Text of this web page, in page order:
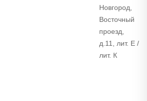
Новгород,
Восточный
проезд,
д.11, лит. Е /
лит. К